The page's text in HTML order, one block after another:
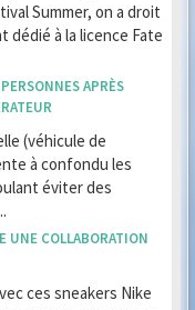
Summer, on a droit
dédié à la licence Fate
APRÈS
(véhicule de
à confondu les
éviter des
UNE COLLABORATION
ces sneakers Nike